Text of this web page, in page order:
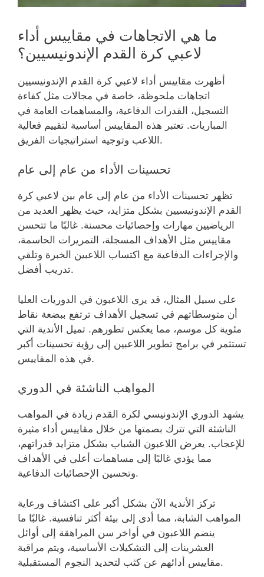
ما هي الاتجاهات في مقاييس أداء
لاعبي كرة القدم الإندونيسيين؟
أظهرت مقاييس أداء لاعبي كرة القدم الإندونيسيين
اتجاهات ملحوظة، خاصة في مجالات مثل كفاءة
التسجيل، القدرات الدفاعية، والمساهمات العامة في
المباريات. تعتبر هذه المقاييس أساسية لتقييم فعالية
اللاعب وتوجيه استراتيجيات الفريق.
تحسينات الأداء من عام إلى عام
تظهر تحسينات الأداء من عام إلى عام بين لاعبي كرة
القدم الإندونيسيين بشكل متزايد، حيث يظهر العديد من
الرياضيين مهارات وإحصائيات محسنة. غالبًا ما تتحسن
مقاييس مثل الأهداف المسجلة، التمريرات الحاسمة،
والإجراءات الدفاعية مع اكتساب اللاعبين الخبرة وتلقي
تدريب أفضل.
على سبيل المثال، قد يرى اللاعبون في الدوريات العليا
أن متوسطاتهم في تسجيل الأهداف ترتفع ببضعة نقاط
مئوية كل موسم، مما يعكس تطورهم. تميل الأندية التي
تستثمر في برامج تطوير اللاعبين إلى رؤية تحسينات أكبر
في هذه المقاييس.
المواهب الناشئة في الدوري
يشهد الدوري الإندونيسي لكرة القدم زيادة في المواهب
الناشئة التي تترك بصمتها من خلال مقاييس أداء مثيرة
للإعجاب. يعرض اللاعبون الشباب بشكل متزايد قدراتهم،
مما يؤدي غالبًا إلى مساهمات أعلى في الأهداف
وتحسين الإحصائيات الدفاعية.
تركز الأندية الآن بشكل أكبر على اكتشاف ورعاية
المواهب الشابة، مما أدى إلى بيئة أكثر تنافسية. غالبًا ما
ينضم اللاعبون في أواخر سن المراهقة إلى أوائل
العشرينات إلى التشكيلات الأساسية، ويتم مراقبة
مقاييس أدائهم عن كثب لتحديد النجوم المستقبلية.